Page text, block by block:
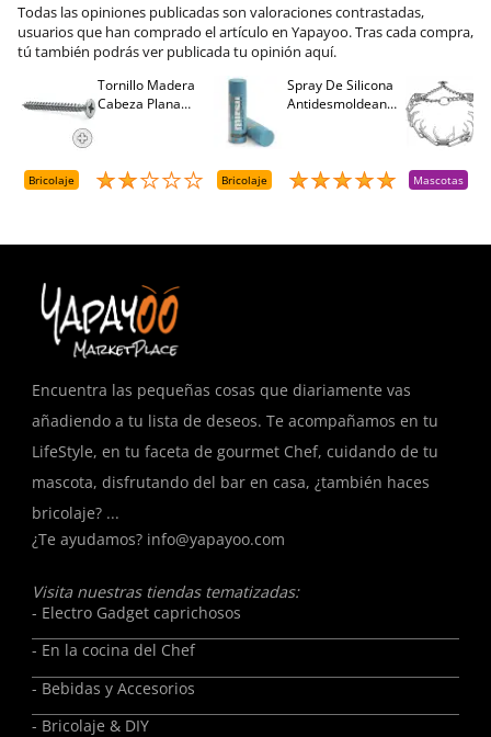
Todas las opiniones publicadas son valoraciones contrastadas,
usuarios que han comprado el artículo en Yapayoo. Tras cada compra,
tú también podrás ver publicada tu opinión aquí.
Tornillo Madera
Cabeza Plana
Bricolaje
Spray De Silicona
Antidesmoldeante
Bricolaje Mascotas
Encuentra las pequeñas cosas que diariamente vas
añadiendo a tu lista de deseos. Te acompañamos en tu
LifeStyle, en tu faceta de gourmet Chef, cuidando de tu
mascota, disfrutando del bar en casa, ¿también haces
bricolaje? ...
¿Te ayudamos? info@yapayoo.com
Visita nuestras tiendas tematizadas:
- Electro Gadget caprichosos
- En la cocina del Chef
- Bebidas y Accesorios
- Bricolaje & DIY